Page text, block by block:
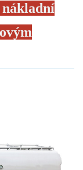
nákladní